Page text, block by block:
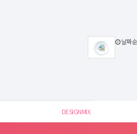
날짜순
DESIGNMIX